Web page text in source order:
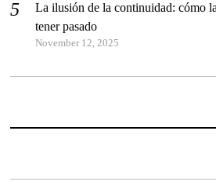
La ilusión de la continuidad: cómo
tener pasado
November 12, 2025